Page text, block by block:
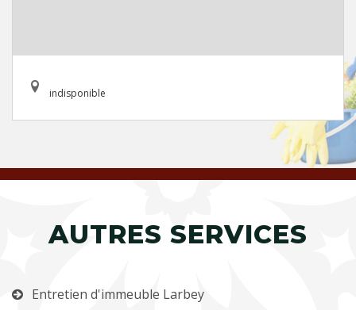
indisponible
AUTRES SERVICES
Entretien d'immeuble Larbey